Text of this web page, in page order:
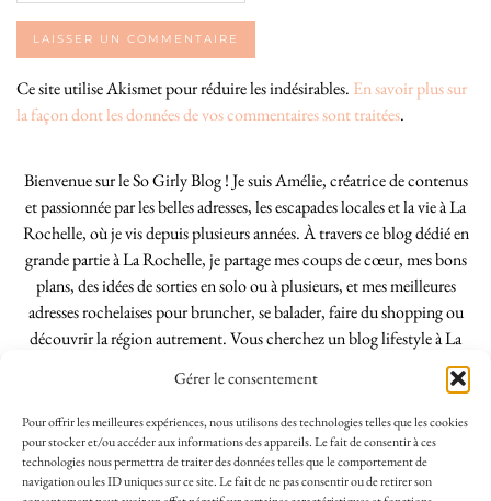
Gérer le consentement
Pour offrir les meilleures expériences, nous utilisons des technologies telles que les cookies
pour stocker et/ou accéder aux informations des appareils. Le fait de consentir à ces
technologies nous permettra de traiter des données telles que le comportement de
navigation ou les ID uniques sur ce site. Le fait de ne pas consentir ou de retirer son
Ce site utilise Akismet pour réduire les indésirables. En savoir plus sur
la façon dont les données de vos commentaires sont traitées.
Bienvenue sur le So Girly Blog ! Je suis Amélie, créatrice de contenus
et passionnée par les belles adresses, les escapades locales et la vie à La
Rochelle, où je vis depuis plusieurs années. À travers ce blog dédié en
grande partie à La Rochelle, je partage mes coups de cœur, mes bons
plans, des idées de sorties en solo ou à plusieurs, et mes meilleures
adresses rochelaises pour bruncher, se balader, faire du shopping ou
découvrir la région autrement. Vous cherchez un blog lifestyle à La
Rochelle, tenu par une locale ? Vous êtes au bon endroit. Que vous
soyez Rochelais·e ou de passage dans notre belle ville, j’espère que mes
articles vous aideront à profiter de La Rochelle comme un·e vrai·e
initié·e. !